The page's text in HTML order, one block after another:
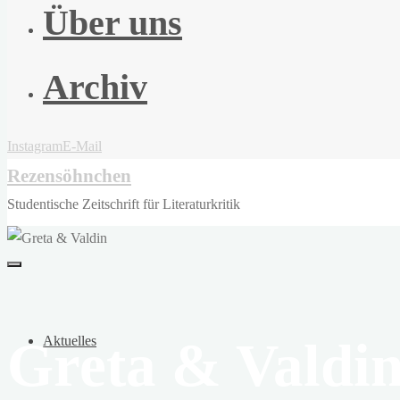
Über uns
Archiv
InstagramE-Mail
Rezensöhnchen
Studentische Zeitschrift für Literaturkritik
Aktuelles
Greta &